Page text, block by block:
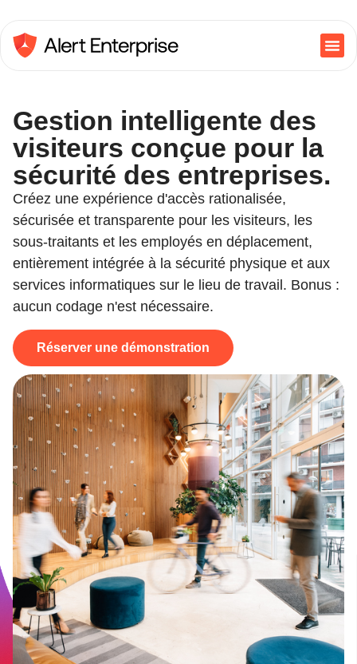
Gestion intelligente des
visiteurs conçue pour la
sécurité des entreprises.
Créez une expérience d'accès rationalisée,
sécurisée et transparente pour les visiteurs, les
sous-traitants et les employés en déplacement,
entièrement intégrée à la sécurité physique et aux
services informatiques sur le lieu de travail. Bonus :
aucun codage n'est nécessaire.
Réserver une démonstration